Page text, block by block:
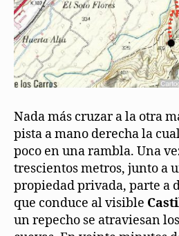
Nada más cruzar a la otra
pista a mano derecha la
poco en una rambla. Una
trescientos metros, junto a
propiedad privada, parte a
que conduce al visible
un repecho se atraviesan